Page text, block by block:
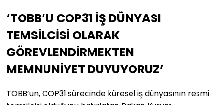
‘TOBB’U COP31 İŞ DÜNYASI
TEMSİLCİSİ OLARAK
GÖREVLENDİRMEKTEN
MEMNUNİYET DUYUYORUZ’
TOBB’un, COP31 sürecinde küresel iş dünyasının resmi